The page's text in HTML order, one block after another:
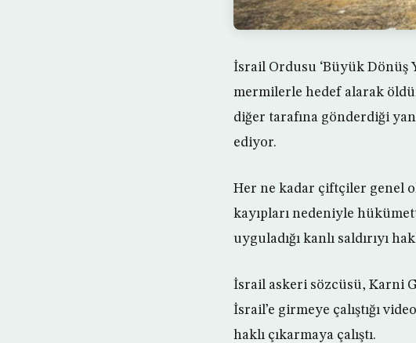
İsrail Ordusu ‘Büyük Dönüş
mermilerle hedef alarak
diğer tarafına gönderdiği
ediyor.
Her ne kadar çiftçiler genel
kayıpları nedeniyle
uyguladığı kanlı saldırıyı
İsrail askeri sözcüsü, Karni
İsrail’e girmeye çalıştığı
haklı çıkarmaya çalıştı.